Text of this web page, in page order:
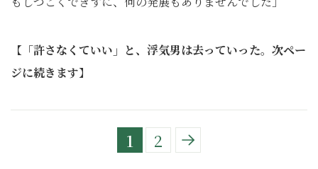
【 「許さなくていい」と、浮気男は去っていった。 次ペー
ジに続きます】
1 2